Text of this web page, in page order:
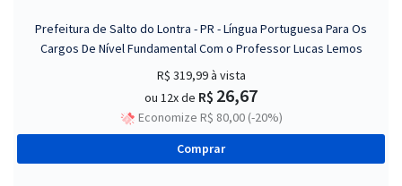
Prefeitura de Salto do Lontra - PR - Língua Portuguesa Para Os
Cargos De Nível Fundamental Com o Professor Lucas Lemos
R$ 319,99à vista
ou 12x de R$ 26,67
Economize R$ 80,00 (-20%)
Comprar